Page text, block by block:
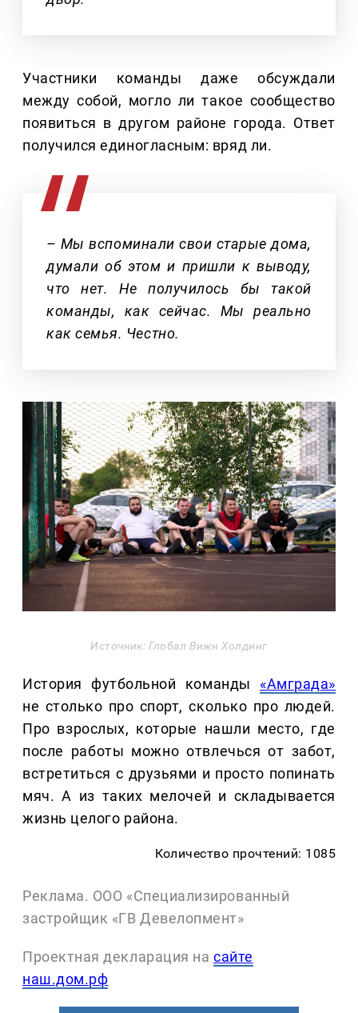
Участники команды даже обсуждали
между собой, могло ли такое сообщество
появиться в другом районе города. Ответ
получился единогласным: вряд ли.
– Мы вспоминали свои старые дома,
думали об этом и пришли к выводу,
что нет. Не получилось бы такой
команды, как сейчас. Мы реально
как семья. Честно.
Источник: Глобал Вижн Холдинг
История футбольной команды «Амграда»
не столько про спорт, сколько про людей.
Про взрослых, которые нашли место, где
после работы можно отвлечься от забот,
встретиться с друзьями и просто попинать
мяч. А из таких мелочей и складывается
жизнь целого района.
Количество прочтений: 1085
Реклама. ООО «Специализированный
застройщик «ГВ Девелопмент»
Проектная декларация на сайте
наш.дом.рф